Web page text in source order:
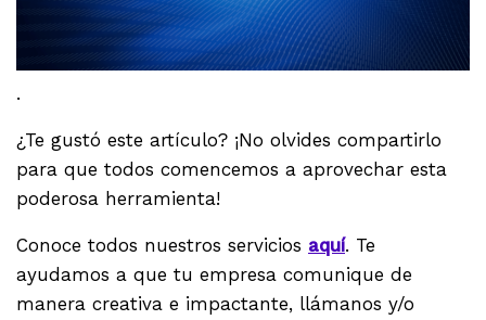
.
¿Te gustó este artículo? ¡No olvides compartirlo
para que todos comencemos a aprovechar esta
poderosa herramienta!
Conoce todos nuestros servicios aquí. Te
ayudamos a que tu empresa comunique de
manera creativa e impactante, llámanos y/o